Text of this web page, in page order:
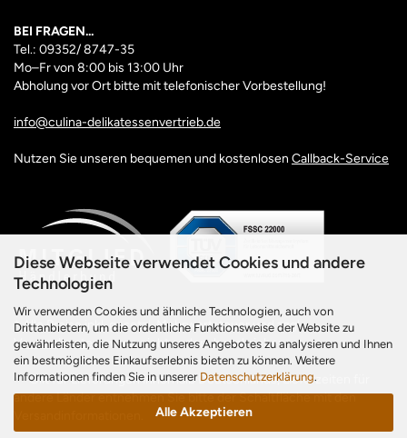
Diese Webseite verwendet Cookies und andere
Technologien
Wir verwenden Cookies und ähnliche Technologien, auch von
Drittanbietern, um die ordentliche Funktionsweise der Website zu
gewährleisten, die Nutzung unseres Angebotes zu analysieren und Ihnen
ein bestmögliches Einkaufserlebnis bieten zu können. Weitere
Informationen finden Sie in unserer Datenschutzerklärung.
Alle Akzeptieren
BEI FRAGEN...
Tel.: 09352/ 8747-35
Mo–Frvon 8:00 bis 13:00 Uhr
Abholung vor Ort bitte mit telefonischer Vorbestellung!
info@culina-delikatessenvertrieb.de
Nutzen Sie unseren bequemen und kostenlosen Callback-Service
* Alle Preise inkl. gesetzl. Mehrwertsteuer und zzgl.
Versandkosten, wenn nicht anders beschrieben.
** Gilt für Lieferungen innerhalb Deutschlands, Lieferzeiten für
andere Länder entnehmen Sie bitte der Schaltfläche mit den